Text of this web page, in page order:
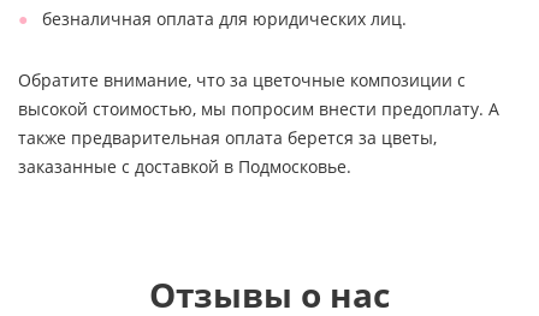
безналичная оплата для юридических лиц.
Обратите внимание, что за цветочные композиции с
высокой стоимостью, мы попросим внести предоплату. А
также предварительная оплата берется за цветы,
заказанные с доставкой в Подмосковье.
Отзывы о нас